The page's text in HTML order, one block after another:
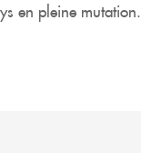
en pleine mutation.